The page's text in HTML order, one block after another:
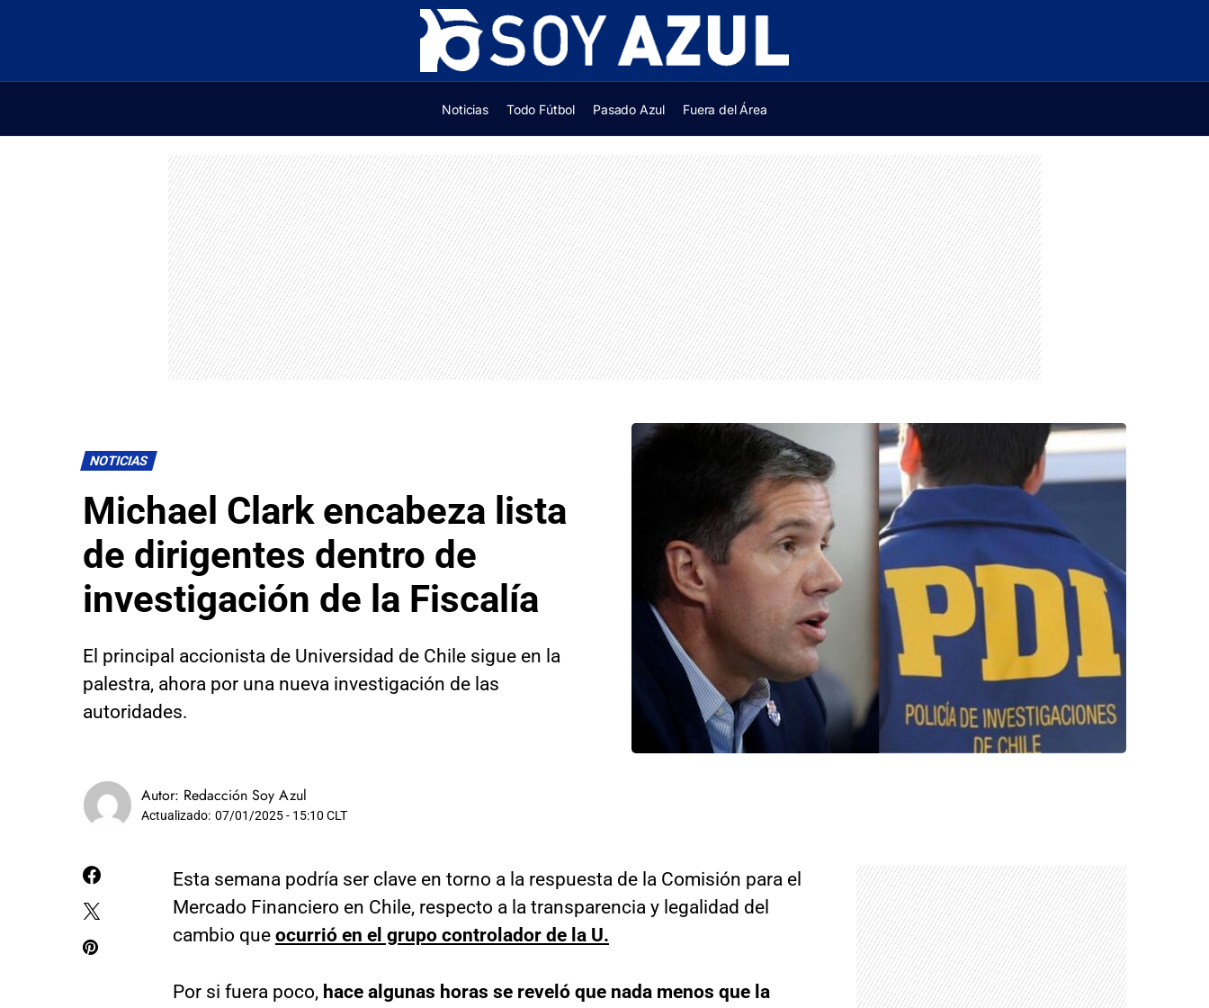
Noticias Todo Fútbol Pasado Azul Fuera del Área
NOTICIAS
Michael Clark encabeza lista
de dirigentes dentro de
investigación de la Fiscalía
El principal accionista de Universidad de Chile sigue en la
palestra, ahora por una nueva investigación de las
autoridades.
Autor: Redacción Soy Azul
Actualizado: 07/01/2025 - 15:10 CLT
Esta semana podría ser clave en torno a la respuesta de la Comisión para el
Mercado Financiero en Chile, respecto a la transparencia y legalidad del
cambio que ocurrió en el grupo controlador de la U.
Por si fuera poco, hace algunas horas se reveló que nada menos que la